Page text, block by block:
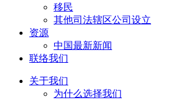
移民
其他司法辖区公司设立
资源
中国最新新闻
联络我们
关于我们
为什么选择我们